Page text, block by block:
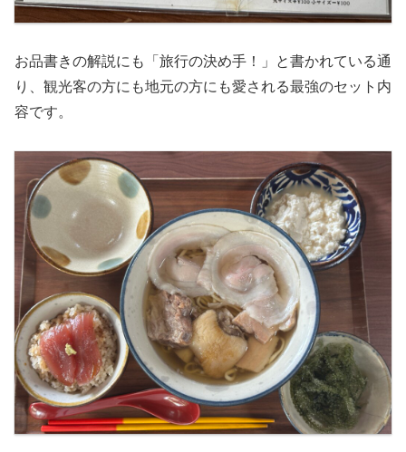
お品書きの解説にも「旅行の決め手！」と書かれている通
り、観光客の方にも地元の方にも愛される最強のセット内
容です。